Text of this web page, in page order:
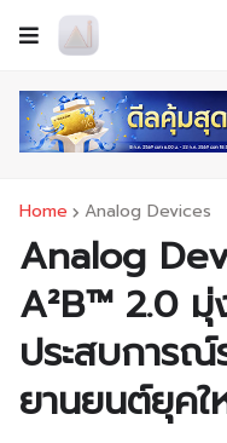
Home Analog Devices
Analog
A²B™ 2.0
ประสบการณ์
ยานยนต์ยุคใ